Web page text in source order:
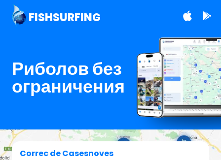
FISHSURFING
Риболов без
ограничения
Correc de Casesnoves